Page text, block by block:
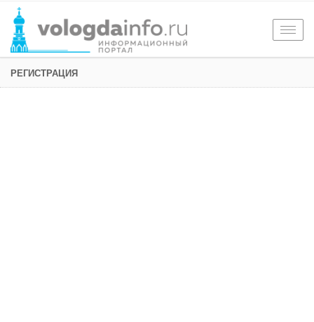
РЕГИСТРАЦИЯ